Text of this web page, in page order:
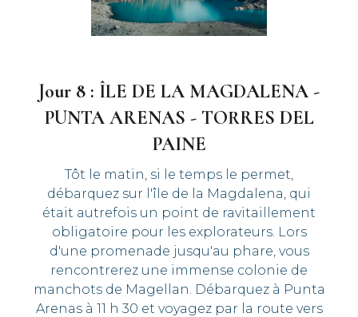
Jour 8 : ÎLE DE LA MAGDALENA -
PUNTA ARENAS - TORRES DEL
PAINE
Tôt le matin, si le temps le permet,
débarquez sur l'île de la Magdalena, qui
était autrefois un point de ravitaillement
obligatoire pour les explorateurs. Lors
d'une promenade jusqu'au phare, vous
rencontrerez une immense colonie de
manchots de Magellan. Débarquez à Punta
Arenas à 11 h 30 et voyagez par la route vers